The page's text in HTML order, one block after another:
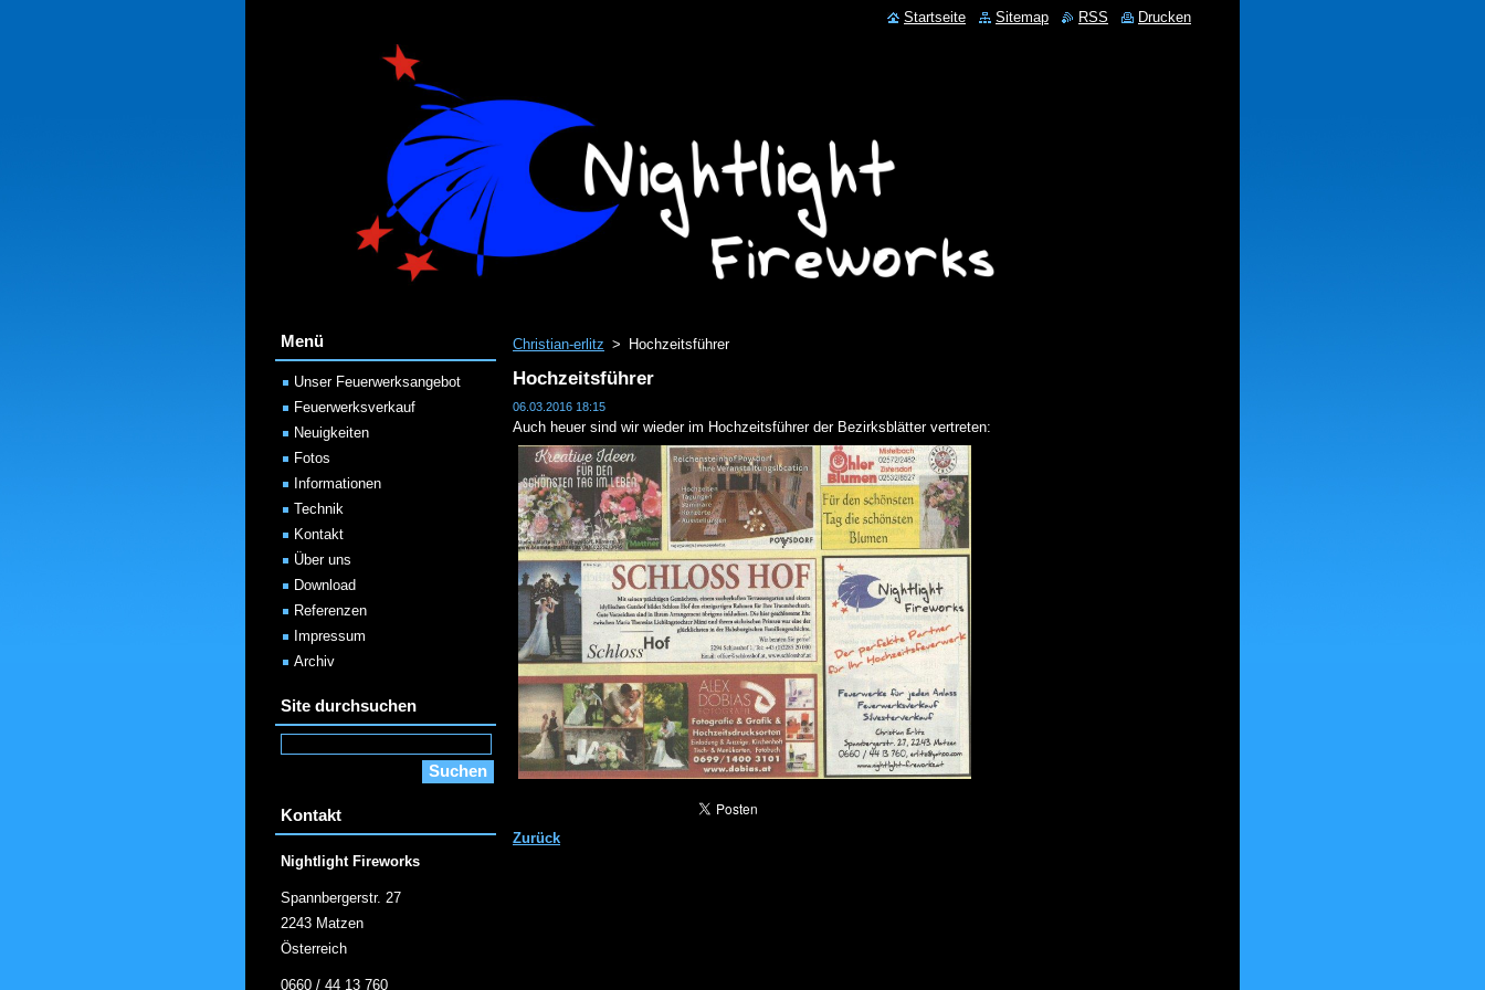
Christian-erlitz > Hochzeitsführer
Hochzeitsführer
06.03.2016 18:15
Auch heuer sind wir wieder im Hochzeitsführer der Bezirksblätter vertreten:
Zurück
Menü
Unser Feuerwerksangebot
Feuerwerksverkauf
Neuigkeiten
Fotos
Informationen
Technik
Kontakt
Über uns
Download
Referenzen
Impressum
Archiv
Site durchsuchen
Kontakt
Nightlight Fireworks
Spannbergerstr. 27
2243 Matzen
Österreich
0660 / 44 13 760
Startseite Sitemap RSS Drucken